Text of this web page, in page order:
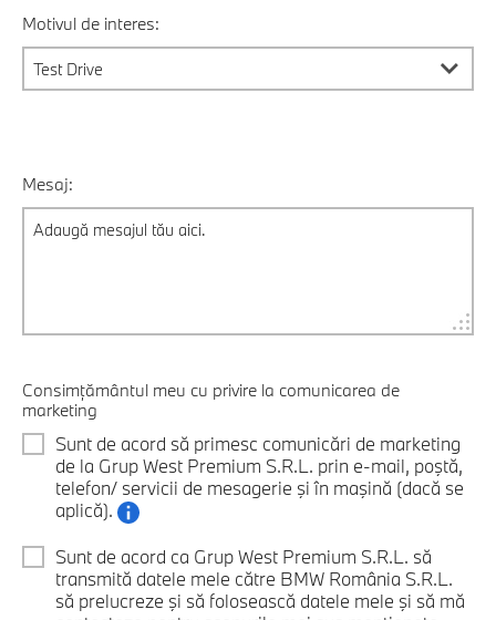
Motivul de interes:
Mesaj:
Consimțământul meu cu privire la comunicarea de
marketing
Sunt de acord să primesc comunicări de marketing
de la Grup West Premium S.R.L. prin e-mail, poştă,
telefon/ servicii de mesagerie şi în maşină (dacă se
aplică).
Sunt de acord ca Grup West Premium S.R.L. să
transmită datele mele către BMW România S.R.L.
să prelucreze şi să folosească datele mele şi să mă